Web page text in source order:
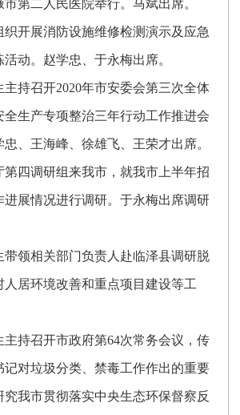
第二人民医院举行。马斌出席。
织开展消防设施维修检测演示及应急
动。赵学忠、于永梅出席。
主持召开2020年市安委会第三次全体
全生产专项整治三年行动工作推进会
、王海峰、徐雄飞、王荣才出席。
第四调研组来我市，就我市上半年招
进展情况进行调研。于永梅出席调研
带领相关部门负责人赴临泽县调研脱
居环境改善和重点项目建设等工
主持召开市政府第64次常务会议，传
记对垃圾分类、禁毒工作作出的重要
我市贯彻落实中央生态环保督察反